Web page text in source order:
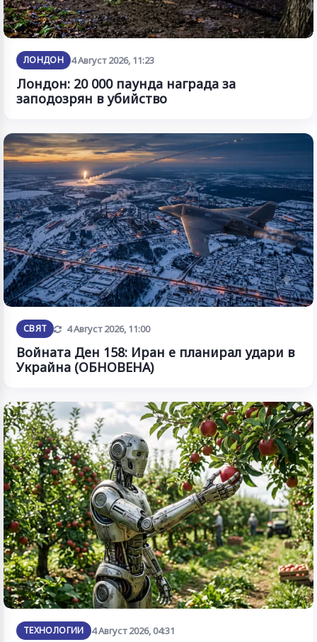
ЛОНДОН 4 Август 2026, 11:23
Лондон: 20 000 паунда награда за
заподозрян в убийство
СВЯТ Обновена
4 Август 2026, 11:00
Войната Ден 158: Иран е планирал удари в
Украйна (ОБНОВЕНА)
ТЕХНОЛОГИИ 4 Август 2026, 04:31